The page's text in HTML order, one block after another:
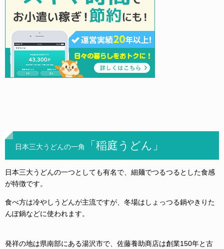
日本三大うどんの一角 「稲庭うどん」
日本三大うどんの一つとしても有名で、細麺でつるつるとした食感
が特徴です。
食べ方は冷やしうどんが主流ですが、冬場はしょっつる鍋やきりた
んぽ鍋などに使われます。
発祥の地は県南部にある湯沢市で、佐藤養助商店は創業150年と古